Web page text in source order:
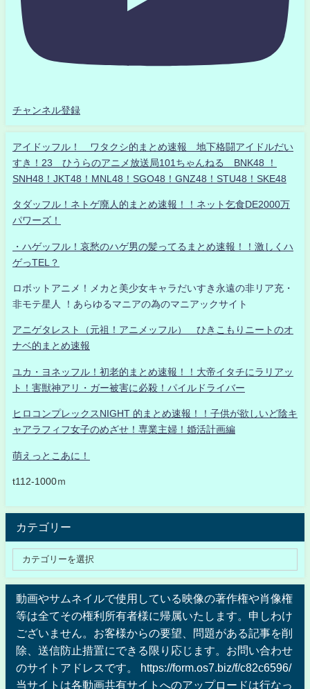
チャンネル登録
アイドッフル！ ワタクシ的まとめ速報 地下格闘アイドルだい
すき！23 ひうらのアニメ放送局101ちゃんねる BNK48 ！
SNH48！JKT48！MNL48！SGO48！GNZ48！STU48！SKE48
タダッフル！ネトゲ廃人的まとめ速報！！ネット乞食DE2000万
パワーズ！
・ハゲッフル！哀愁のハゲ男の髪ってるまとめ速報！！激しくハ
ゲっTEL？
ロボットアニメ！メカと美少女キャラだいすき永遠の非リア充・
非モテ星人 ！あらゆるマニアの為のマニアックサイト
アニゲタレスト（元祖！アニメッフル） ひきこもりニートのオ
ナベ的まとめ速報
ユカ・ヨネッフル！初老的まとめ速報！！大帝イタチにラリアッ
ト！害獣神アリ・ガー被害に必殺！パイルドライバー
ヒロコンプレックスNIGHT 的まとめ速報！！子供が欲しいど陰キ
ャアラフィフ女子のめざせ！専業主婦！婚活計画編
萌えっとこあに！
t112-1000ｍ
カテゴリー
動画やサムネイルで使用している映像の著作権や肖像権
等は全てその権利所有者様に帰属いたします。申しわけ
ございません。お客様からの要望、問題がある記事を削
除、送信防止措置にできる限り応じます。お問い合わせ
のサイトアドレスです。 https://form.os7.biz/f/c82c6596/
当サイトは各動画共有サイトへのアップロードは行なっ